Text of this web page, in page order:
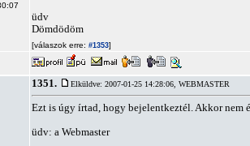
üdv
Dömdödöm
[válaszok erre: #1353]
1351. Elküldve: 2007-01-25 14:28:06, WEBMASTER
Ezt is úgy írtad, hogy bejelentkeztél. Akkor nem
üdv: a Webmaster